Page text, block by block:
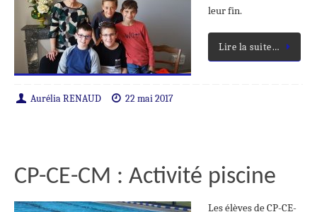
leur fin.
Lire la suite…
Aurélia RENAUD 22 mai 2017
CP-CE-CM : Activité piscine
Les élèves de CP-CE-